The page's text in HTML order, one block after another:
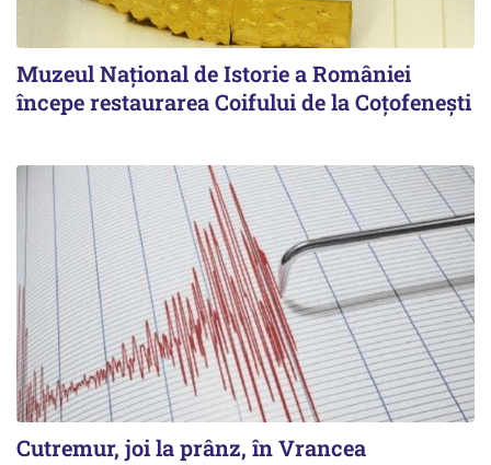
Muzeul Național de Istorie a României
începe restaurarea Coifului de la Coțofenești
Cutremur, joi la prânz, în Vrancea